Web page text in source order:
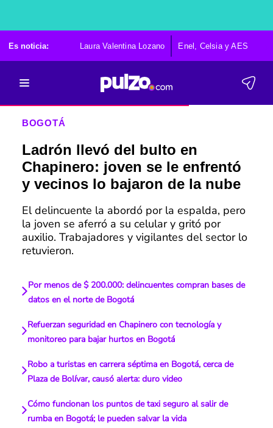
Es noticia: Laura Valentina Lozano Enel, Celsia y AES
BOGOTÁ
Ladrón llevó del bulto en
Chapinero: joven se le enfrentó
y vecinos lo bajaron de la nube
El delincuente la abordó por la espalda, pero
la joven se aferró a su celular y gritó por
auxilio. Trabajadores y vigilantes del sector lo
retuvieron.
Por menos de $ 200.000: delincuentes compran bases de
datos en el norte de Bogotá
Refuerzan seguridad en Chapinero con tecnología y
monitoreo para bajar hurtos en Bogotá
Robo a turistas en carrera séptima en Bogotá, cerca de
Plaza de Bolívar, causó alerta: duro video
Cómo funcionan los puntos de taxi seguro al salir de
rumba en Bogotá; le pueden salvar la vida